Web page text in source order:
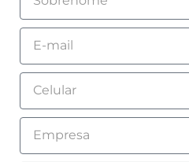
Email
Celular
Empresa